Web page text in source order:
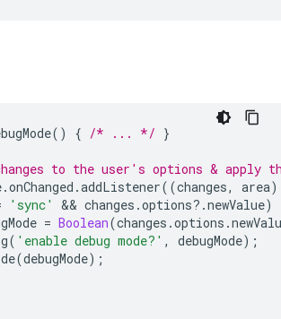
() { /* ... */ }
to the user's options & apply
.onChanged .addListener((changes, area)
'sync' && changes .options? .newValue)
= Boolean(changes .options .
( 'enable debug mode?' , debugMode);
(debugMode);